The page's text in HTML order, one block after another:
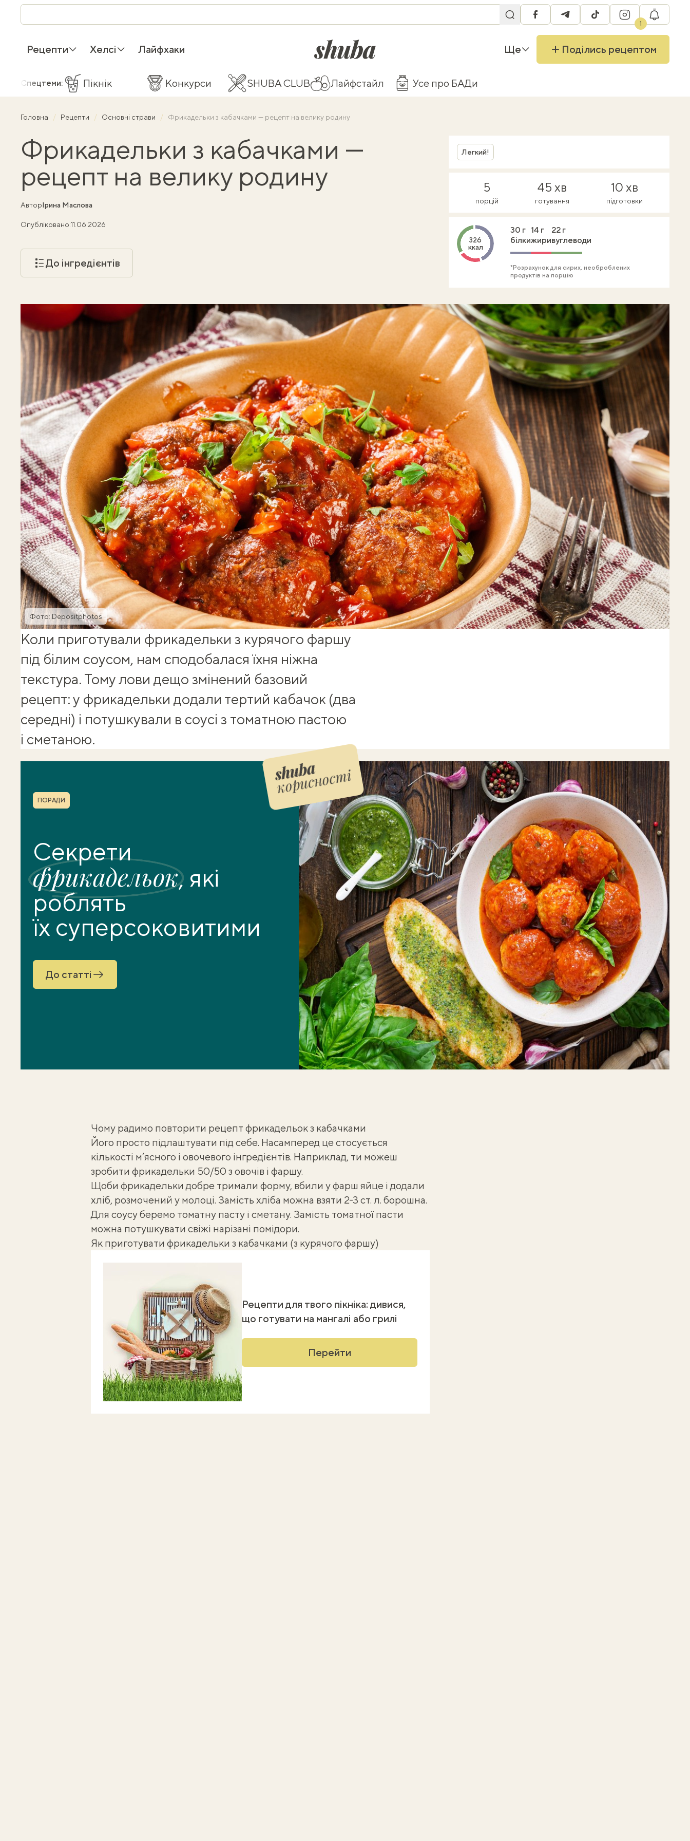
facebooktelegramtiktok instagram
1
Рецепти Хелсі Лайфхаки shuba.life Ще Поділись рецептом
Спецтеми: Пікнік Конкурси SHUBA CLUB Лайфстайл Усе про БАДи
Головна Рецепти Основні страви Фрикадельки з кабачками — рецепт на велику родину
Фрикадельки з кабачками —
рецепт на велику родину
АвторІрина Маслова
Опубліковано:11.06.2026
До інгредієнтів
Фото: Depositphotos
Легкий!
5
порцій
45 хв
готування
10 хв
підготовки
326
ккал
30 г
білки
14 г
жири
22 г
вуглеводи
*Розрахунок для сирих, необроблених
продуктів на порцію
Коли приготували фрикадельки з курячого фаршу
під білим соусом, нам сподобалася їхня ніжна
текстура. Тому лови дещо змінений базовий
рецепт: у фрикадельки додали тертий кабачок (два
середні) і потушкували в соусі з томатною пастою
і сметаною.
корисності
Рубрика
ПОРАДИ
Секрети
фрикадельок, які
роблять
їх суперсоковитими
До статті
Чому радимо повторити рецепт фрикадельок з кабачками
Його просто підлаштувати під себе. Насамперед це стосується
кількості м’ясного і овочевого інгредієнтів. Наприклад, ти можеш
зробити фрикадельки 50/50 з овочів і фаршу.
Щоби фрикадельки добре тримали форму, вбили у фарш яйце і додали
хліб, розмочений у молоці. Замість хліба можна взяти 2-3 ст. л. борошна.
Для соусу беремо томатну пасту і сметану. Замість томатної пасти
можна потушкувати свіжі нарізані помідори.
Як приготувати фрикадельки з кабачками (з курячого фаршу)
Рецепти для твого пікніка: дивися,
що готувати на мангалі або грилі
Перейти